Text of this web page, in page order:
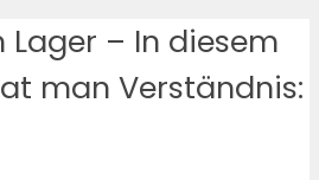
– In diesem
man Verständnis: